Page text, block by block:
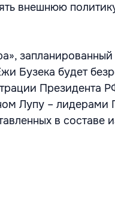
внешнюю
Бузека будет
Президента
Лупу – лидерами
в составе